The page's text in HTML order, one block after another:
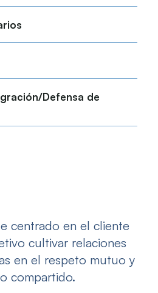
Defensa de
centrado en el cliente
cultivar relaciones
en el respeto mutuo y
compartido.